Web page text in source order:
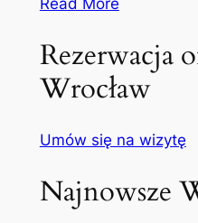
Rezerwacja
Wrocław
Umów się na wizytę
Najnowsze